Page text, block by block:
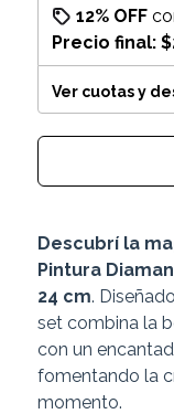
12% OFF
Precio final:
Ver cuotas y
Descubrí la
Pintura
24 cm.
set combina la
con un
fomentando la
momento.